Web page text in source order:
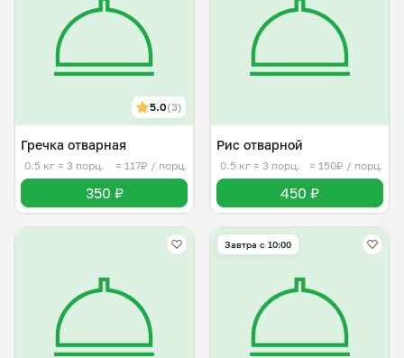
5.0(3)
Гречка отварная
0.5 кг ≈ 3 порц. ≈ 117₽ / порц.
350 ₽
Рис отварной
0.5 кг ≈ 3 порц. ≈ 150₽ / порц.
450 ₽
Завтра c 10:00